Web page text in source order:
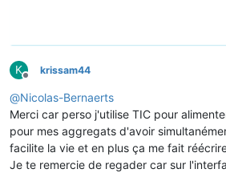
K
Offline
krissam44
@Nicolas-Bernaerts
Merci car perso j'utilise TIC pour
pour mes aggregats d'avoir
facilite la vie et en plus ça me fait
Je te remercie de regader car sur